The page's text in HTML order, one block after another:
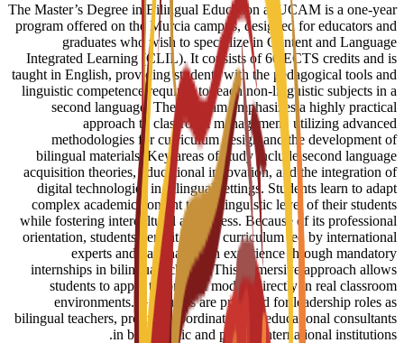
The Master’s Degree in Bilingual Education at UCAM is a one-year
program offered on the Murcia campus, designed for educators and
graduates who wish to specialize in Content and Language
Integrated Learning (CLIL). It consists of 60 ECTS credits and is
taught in English, providing students with the pedagogical tools and
linguistic competence required to teach non-linguistic subjects in a
second language. The program emphasizes a highly practical
approach to classroom management, utilizing advanced
methodologies for curriculum design and the development of
bilingual materials. Key areas of study include second language
acquisition theories, educational innovation, and the integration of
digital technologies in bilingual settings. Students learn to adapt
complex academic content to the linguistic level of their students
while fostering intercultural awareness. Because of its professional
orientation, students benefit from a curriculum led by international
experts and gain hands-on experience through mandatory
internships in bilingual schools. This immersive approach allows
students to apply theoretical models directly in real classroom
environments. Graduates are prepared for leadership roles as
bilingual teachers, program coordinators, or educational consultants
in both public and private international institutions.